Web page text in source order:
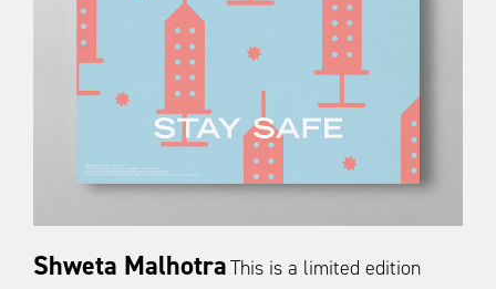
Shweta MalhotraThis is a limited edition